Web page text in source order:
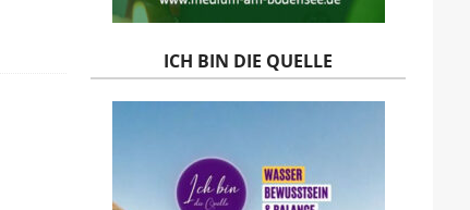
ICH BIN DIE QUELLE